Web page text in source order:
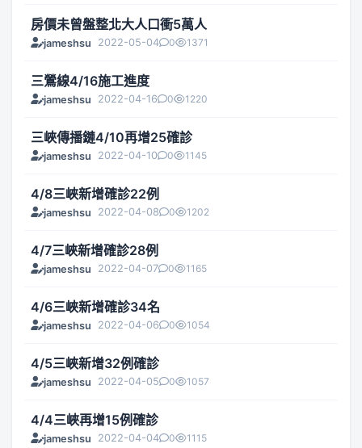
房價未曾盤整北大人口衝5萬人
jameshsu 2022-05-04 0 1371
三鶯線4/16施工進度
jameshsu 2022-04-16 0 1220
三峽傳播鏈4/10再增25確診
jameshsu 2022-04-10 0 1145
4/8三峽新增確診22例
jameshsu 2022-04-08 0 1202
4/7三峽新增確診28例
jameshsu 2022-04-07 0 1165
4/6三峽新增確診34名
jameshsu 2022-04-06 0 1054
4/5三峽新增32例確診
jameshsu 2022-04-05 0 1057
4/4三峽再增15例確診
jameshsu 2022-04-04 0 1115